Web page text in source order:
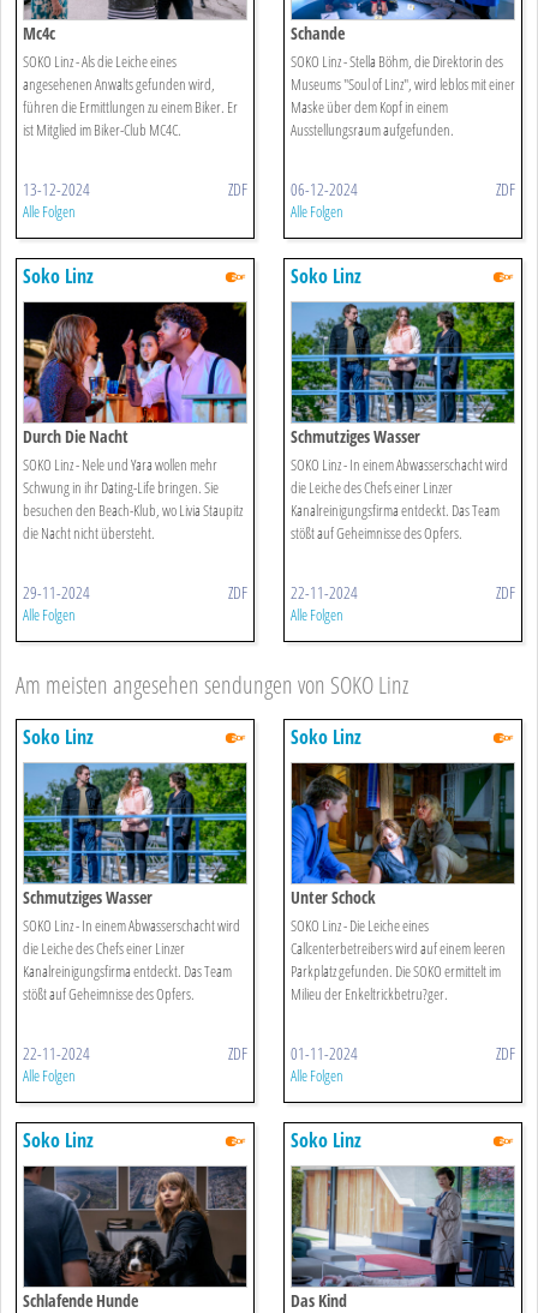
Mc4c
SOKO Linz - Als die Leiche eines
angesehenen Anwalts gefunden wird,
führen die Ermittlungen zu einem Biker. Er
ist Mitglied im Biker-Club MC4C.
13-12-2024 ZDF
Alle Folgen
Schande
SOKO Linz - Stella Böhm, die Direktorin des
Museums "Soul of Linz", wird leblos mit einer
Maske über dem Kopf in einem
Ausstellungsraum aufgefunden.
06-12-2024 ZDF
Alle Folgen
Soko Linz
Durch Die Nacht
SOKO Linz - Nele und Yara wollen mehr
Schwung in ihr Dating-Life bringen. Sie
besuchen den Beach-Klub, wo Livia Staupitz
die Nacht nicht übersteht.
29-11-2024 ZDF
Alle Folgen
Soko Linz
Schmutziges Wasser
SOKO Linz - In einem Abwasserschacht wird
die Leiche des Chefs einer Linzer
Kanalreinigungsfirma entdeckt. Das Team
stößt auf Geheimnisse des Opfers.
22-11-2024 ZDF
Alle Folgen
Am meisten angesehen sendungen von SOKO Linz
Soko Linz
Schmutziges Wasser
SOKO Linz - In einem Abwasserschacht wird
die Leiche des Chefs einer Linzer
Kanalreinigungsfirma entdeckt. Das Team
stößt auf Geheimnisse des Opfers.
22-11-2024 ZDF
Alle Folgen
Soko Linz
Unter Schock
SOKO Linz - Die Leiche eines
Callcenterbetreibers wird auf einem leeren
Parkplatz gefunden. Die SOKO ermittelt im
Milieu der Enkeltrickbetru?ger.
01-11-2024 ZDF
Alle Folgen
Soko Linz
Schlafende Hunde
Soko Linz
Das Kind